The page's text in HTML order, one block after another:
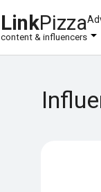
LinkPizza
content & influencers